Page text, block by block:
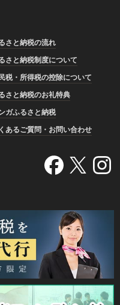
さと納税の流れ
さと納税制度について
税・所得税の控除について
さと納税のお礼特典
ガふるさと納税
あるご質問・お問い合わせ